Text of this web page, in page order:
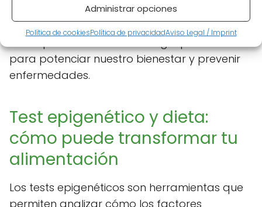
Administrar opciones
Política de cookiesPolítica de privacidadAviso Legal / Imprint
expresión genética. Incorporar una variedad
de estos alimentos en nuestra alimentación
para potenciar nuestro bienestar y prevenir
enfermedades.
Test epigenético y dieta:
cómo puede transformar tu
alimentación
Los tests epigenéticos son herramientas que
permiten analizar cómo los factores